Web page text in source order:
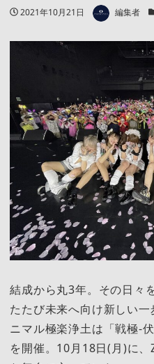
投稿日
2021年10月21日 著者 編集者
結成から丸3年。その日々
たたび未来へ向け新しい
ニマル極楽浄土は「戦極-
を開催。10月18日(月)に